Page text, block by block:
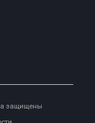
защищены